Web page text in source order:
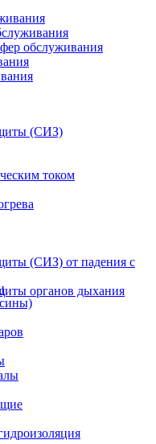
обслуживания
(СИЗ)
током
(СИЗ) от падения с
органов дыхания